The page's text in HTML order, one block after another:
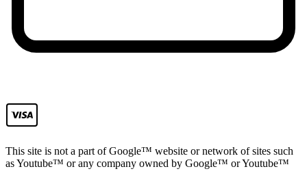
This site is not a part of Google™ website or network of sites such
as Youtube™ or any company owned by Google™ or Youtube™